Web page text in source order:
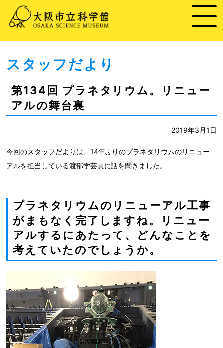
スタッフだより
第134回 プラネタリウム。リニュー
アルの舞台裏
2019年3月1日
今回のスタッフだよりは、14年ぶりのプラネタリウムのリニュー
アルを担当している渡部学芸員に話を聞きました。
プラネタリウムのリニューアル工事
がまもなく完了しますね。リニュー
アルするにあたって、どんなことを
考えていたのでしょうか。